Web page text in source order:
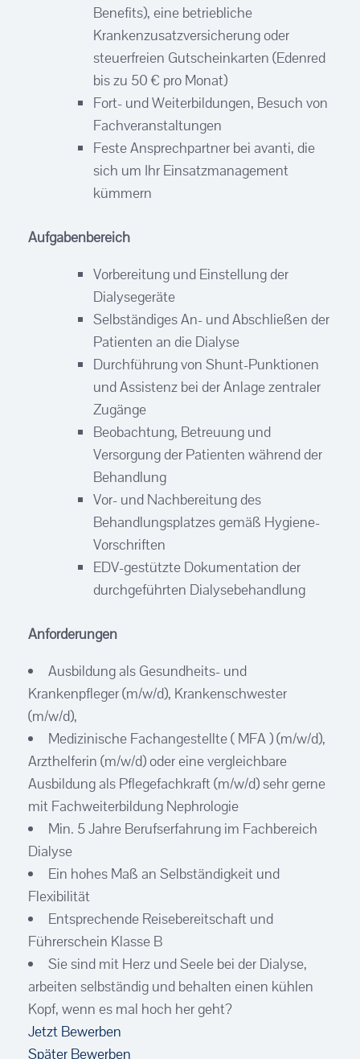
Benefits), eine betriebliche
Krankenzusatzversicherung oder
steuerfreien Gutscheinkarten (Edenred
bis zu 50 € pro Monat)
Fort- und Weiterbildungen, Besuch von
Fachveranstaltungen
Feste Ansprechpartner bei avanti, die
sich um Ihr Einsatzmanagement
kümmern
Aufgabenbereich
Vorbereitung und Einstellung der
Dialysegeräte
Selbständiges An- und Abschließen der
Patienten an die Dialyse
Durchführung von Shunt-Punktionen
und Assistenz bei der Anlage zentraler
Zugänge
Beobachtung, Betreuung und
Versorgung der Patienten während der
Behandlung
Vor- und Nachbereitung des
Behandlungsplatzes gemäß Hygiene-
Vorschriften
EDV-gestützte Dokumentation der
durchgeführten Dialysebehandlung
Anforderungen
Ausbildung als Gesundheits- und
Krankenpfleger (m/w/d), Krankenschwester
(m/w/d),
Medizinische Fachangestellte ( MFA ) (m/w/d),
Arzthelferin (m/w/d) oder eine vergleichbare
Ausbildung als Pflegefachkraft (m/w/d) sehr gerne
mit Fachweiterbildung Nephrologie
Min. 5 Jahre Berufserfahrung im Fachbereich
Dialyse
Ein hohes Maß an Selbständigkeit und
Flexibilität
Entsprechende Reisebereitschaft und
Führerschein Klasse B
Sie sind mit Herz und Seele bei der Dialyse,
arbeiten selbständig und behalten einen kühlen
Kopf, wenn es mal hoch her geht?
Jetzt Bewerben
Später Bewerben